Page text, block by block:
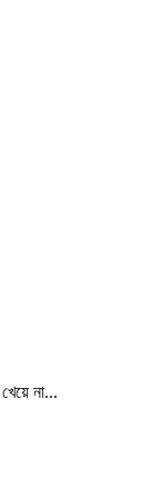
না...